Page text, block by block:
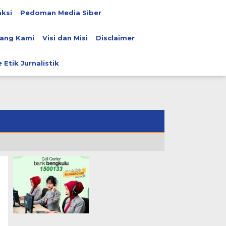
Pedoman Media Siber
Kami Visi dan Misi Disclaimer
Etik Jurnalistik